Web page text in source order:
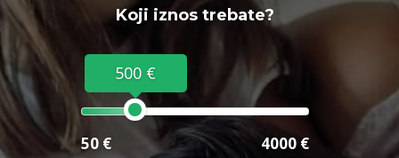
Koji iznos trebate?
500 €
50 € 4000 €